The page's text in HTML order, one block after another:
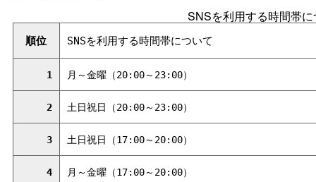
SNSを利用する時間帯
順位 SNSを利用する時間帯について
1 月～金曜（20:00～23:00）
2 土日祝日（20:00～23:00）
3 土日祝日（17:00～20:00）
4 月～金曜（17:00～20:00）